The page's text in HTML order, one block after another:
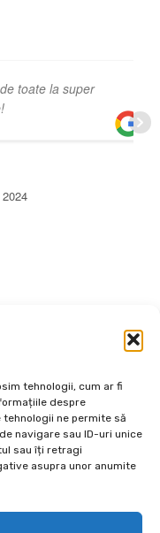
tehnologii, cum ar fi
despre
ne permite să
navigare sau ID-uri unice
sau îți retragi
asupra unor anumite
la super
Dolj, Romania